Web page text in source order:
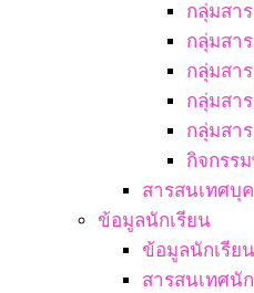
กลุ่มสา
กลุ่มสา
กลุ่มสา
กลุ่มสา
กลุ่มสา
กิจกรร
สารสนเทศบุ
ข้อมูลนักเรียน
ข้อมูลนักเรียน
สารสนเทศนั